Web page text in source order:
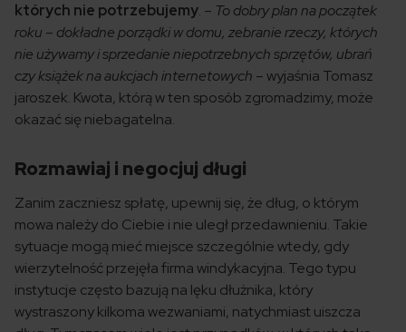
których nie potrzebujemy. – To dobry plan na początek
roku – dokładne porządki w domu, zebranie rzeczy, których
nie używamy i sprzedanie niepotrzebnych sprzętów, ubrań
czy książek na aukcjach internetowych – wyjaśnia Tomasz
jaroszek. Kwota, którą w ten sposób zgromadzimy, może
okazać się niebagatelna.
Rozmawiaj i negocjuj długi
Zanim zaczniesz spłatę, upewnij się, że dług, o którym
mowa należy do Ciebie i nie uległ przedawnieniu. Takie
sytuacje mogą mieć miejsce szczególnie wtedy, gdy
wierzytelność przejęła firma windykacyjna. Tego typu
instytucje często bazują na lęku dłużnika, który
wystraszony kilkoma wezwaniami, natychmiast uiszcza